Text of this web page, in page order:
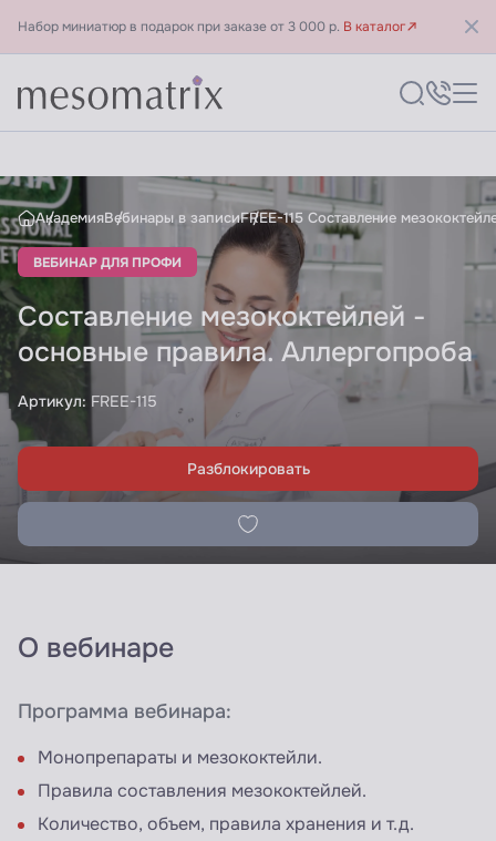
Набор миниатюр в подарок при заказе от 3 000 р. В каталог
Обучение косметологов -
АкадемияВебинары в записиFREE-115 Составление
ВЕБИНАР ДЛЯ ПРОФИ
Составление мезококтейлей -
основные правила. Аллергопроба
Артикул: FREE-115
Разблокировать
О вебинаре
Программа вебинара:
Монопрепараты и мезококтейли.
Правила составления мезококтейлей.
Количество, объем, правила хранения и т.д.